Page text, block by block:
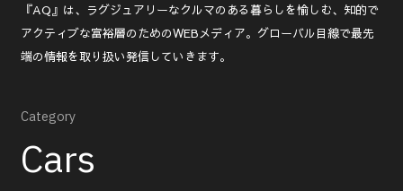
『AQ』は、ラグジュアリーなクルマのある暮らしを愉しむ、知的で
アクティブな富裕層のためのWEBメディア。グローバル目線で最先
端の情報を取り扱い発信していきます。
Category
Cars